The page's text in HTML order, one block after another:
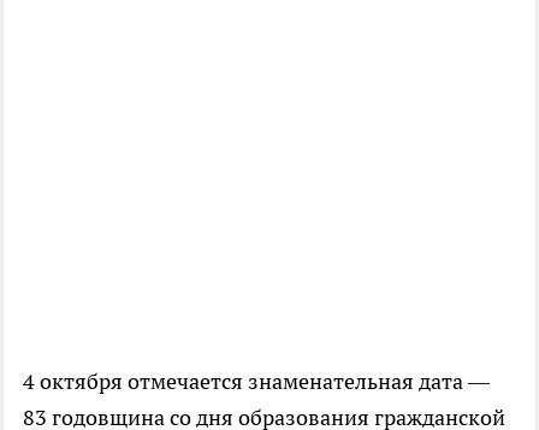
4 октября отмечается знаменательная дата —
83 годовщина со дня образования гражданской